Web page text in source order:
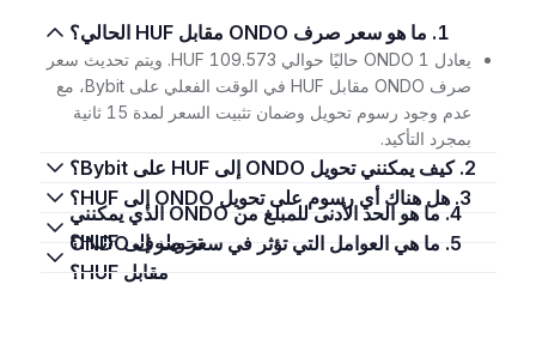
1. ما هو سعر صرف ONDO مقابل HUF الحالي؟
يعادل 1 ONDO حاليًا حوالي 109.573 HUF. ويتم تحديث سعر
صرف ONDO مقابل HUF في الوقت الفعلي على Bybit، مع
عدم وجود رسوم تحويل وضمان تثبيت السعر لمدة 15 ثانية
بمجرد التأكيد.
2. كيف يمكنني تحويل ONDO إلى HUF على Bybit؟
3. هل هناك أي رسوم على تحويل ONDO إلى HUF؟
4. ما هو الحد الأدنى للمبلغ من ONDO الذي يمكنني
تحويله إلى HUF؟5. ما هي العوامل التي تؤثر في سعر صرف ONDO
مقابل HUF؟